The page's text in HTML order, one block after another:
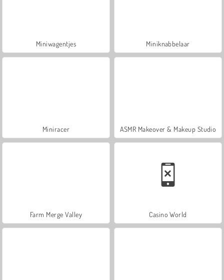
Miniwagentjes Miniknabbelaar
Miniracer ASMR Makeover & Makeup Studio
Farm Merge Valley Casino World